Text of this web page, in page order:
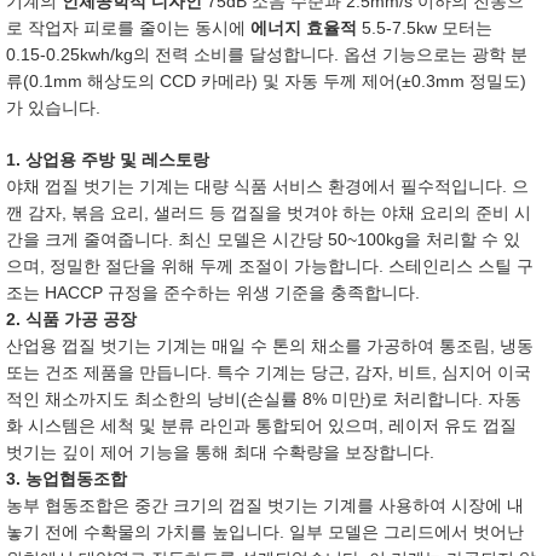
로 작업자 피로를 줄이는 동시에 에너지 효율적 5.5-7.5kw 모터는
0.15-0.25kwh/kg의 전력 소비를 달성합니다. 옵션 기능으로는 광학 분
류(0.1mm 해상도의 CCD 카메라) 및 자동 두께 제어(±0.3mm 정밀도)
가 있습니다.
1. 상업용 주방 및 레스토랑
야채 껍질 벗기는 기계는 대량 식품 서비스 환경에서 필수적입니다. 으
깬 감자, 볶음 요리, 샐러드 등 껍질을 벗겨야 하는 야채 요리의 준비 시
간을 크게 줄여줍니다. 최신 모델은 시간당 50~100kg을 처리할 수 있
으며, 정밀한 절단을 위해 두께 조절이 가능합니다. 스테인리스 스틸 구
조는 HACCP 규정을 준수하는 위생 기준을 충족합니다.
2. 식품 가공 공장
산업용 껍질 벗기는 기계는 매일 수 톤의 채소를 가공하여 통조림, 냉동
또는 건조 제품을 만듭니다. 특수 기계는 당근, 감자, 비트, 심지어 이국
적인 채소까지도 최소한의 낭비(손실률 8% 미만)로 처리합니다. 자동
화 시스템은 세척 및 분류 라인과 통합되어 있으며, 레이저 유도 껍질
벗기는 깊이 제어 기능을 통해 최대 수확량을 보장합니다.
3. 농업협동조합
농부 협동조합은 중간 크기의 껍질 벗기는 기계를 사용하여 시장에 내
놓기 전에 수확물의 가치를 높입니다. 일부 모델은 그리드에서 벗어난